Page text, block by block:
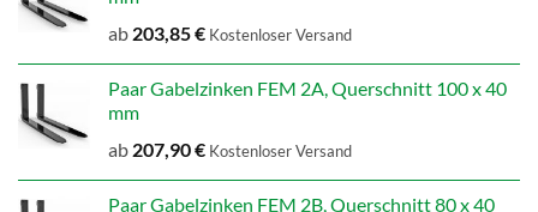
ab 203,85€ Kostenloser Versand
Paar Gabelzinken FEM 2A, Querschnitt 100 x 40
mm
ab 207,90€ Kostenloser Versand
Paar Gabelzinken FEM 2B, Querschnitt 80 x 40